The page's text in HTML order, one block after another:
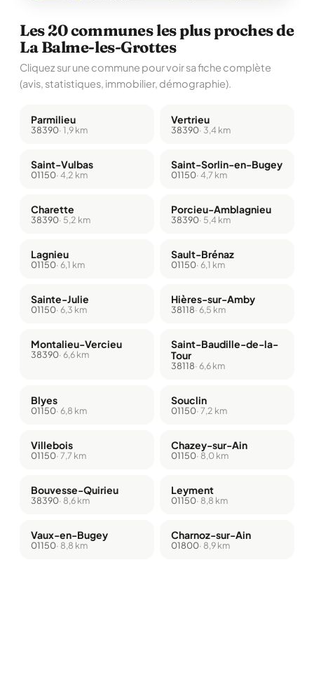
Les 20 communes les plus proches de
La Balme-les-Grottes
Cliquez sur une commune pour voir sa fiche complète
(avis, statistiques, immobilier, démographie).
Parmilieu
38390· 1,9 km
Vertrieu
38390· 3,4 km
Saint-Vulbas
01150· 4,2 km
Saint-Sorlin-en-Bugey
01150· 4,7 km
Charette
38390· 5,2 km
Porcieu-Amblagnieu
38390· 5,4 km
Lagnieu
01150· 6,1 km
Sault-Brénaz
01150· 6,1 km
Sainte-Julie
01150· 6,3 km
Hières-sur-Amby
38118· 6,5 km
Montalieu-Vercieu
38390· 6,6 km
Saint-Baudille-de-la-
Tour
38118· 6,6 km
Blyes
01150· 6,8 km
Souclin
01150· 7,2 km
Villebois
01150· 7,7 km
Chazey-sur-Ain
01150· 8,0 km
Bouvesse-Quirieu
38390· 8,6 km
Leyment
01150· 8,8 km
Vaux-en-Bugey
01150· 8,8 km
Charnoz-sur-Ain
01800· 8,9 km